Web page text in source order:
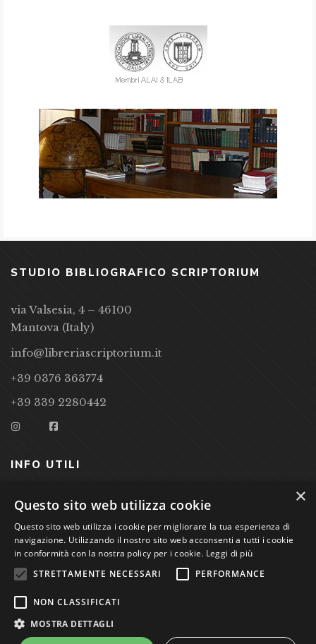
STUDIO BIBLIOGRAFICO SCRIPTORIUM
via Valsesia, 4 – 46100
Mantova (Italy)
info@libreriascriptorium.it
+39 0376 363774
+39 339 2280442
INFO UTILI
CONDIZIONI DI VENDITA
PRIVACY POLICY
COOKIE POLICY
Studio Bibliografico Scriptorium Dott.ssa Sara Bassi VAT
nr. 01744000207
×
Questo sito web utilizza cookie
Questo sito web utilizza i cookie per migliorare la tua esperienza di
navigazione. Utilizzando il nostro sito web acconsenti a tutti i cookie
in conformità con la nostra policy per i cookie. Leggi di più
STRETTAMENTE NECESSARI
PERFORMANCE
NON CLASSIFICATI
MOSTRA DETTAGLI